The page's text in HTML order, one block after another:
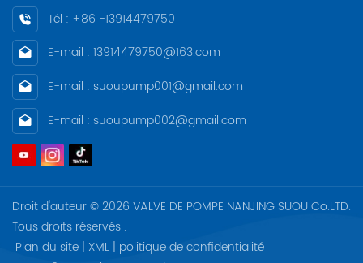
Tél : +86 -13914479750
E-mail : 13914479750@163.com
E-mail : suoupump001@gmail.com
E-mail : suoupump002@gmail.com
Droit d'auteur © 2026 VALVE DE POMPE NANJING SUOU Co.LTD.
Tous droits réservés .
Plan du site | XML | politique de confidentialité